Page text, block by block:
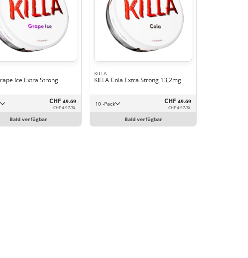
Ice Extra Strong
CHF49.69
CHF 4.97/St.
Bald verfügbar
KILLA
KILLA Cola Extra Strong 13,2mg
10 -Pack CHF 49.69
CHF 4.97/St.
Bald verfügbar